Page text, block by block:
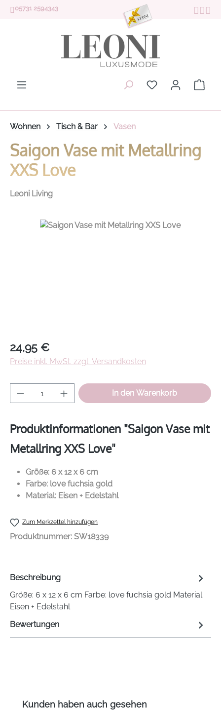
Zum Hauptinhalt springen
05731 2594343
Du hast 0
Wohnen Tisch & Bar Vasen
Saigon Vase mit Metallring
XXS Love
Leoni Living
Regulärer Preis:
24,95 €
Preise inkl. MwSt. zzgl. Versandkosten
Produkt Anzahl: Gib den gewünschten
In den Warenkorb
Produktinformationen "Saigon Vase mit
Metallring XXS Love"
Größe: 6 x 12 x 6 cm
Farbe: love fuchsia gold
Material: Eisen + Edelstahl
Zum Merkzettel hinzufügen
Produktnummer: SW18339
Beschreibung
Größe: 6 x 12 x 6 cm Farbe: love fuchsia gold Material:
Eisen + Edelstahl
Bewertungen
Produktgalerie überspringen
Kunden haben auch gesehen